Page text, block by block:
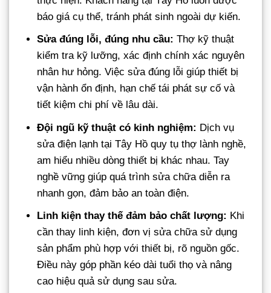
báo giá cụ thể, tránh phát sinh ngoài dự kiến.
Sửa đúng lỗi, đúng nhu cầu: Thợ kỹ thuật
kiểm tra kỹ lưỡng, xác định chính xác nguyên
nhân hư hỏng. Việc sửa đúng lỗi giúp thiết bị
vận hành ổn định, hạn chế tái phát sự cố và
tiết kiệm chi phí về lâu dài.
Đội ngũ kỹ thuật có kinh nghiệm: Dịch vụ
sửa điện lạnh tại Tây Hồ quy tụ thợ lành nghề,
am hiểu nhiều dòng thiết bị khác nhau. Tay
nghề vững giúp quá trình sửa chữa diễn ra
nhanh gọn, đảm bảo an toàn điện.
Linh kiện thay thế đảm bảo chất lượng: Khi
cần thay linh kiện, đơn vị sửa chữa sử dụng
sản phẩm phù hợp với thiết bị, rõ nguồn gốc.
Điều này góp phần kéo dài tuổi thọ và nâng
cao hiệu quả sử dụng sau sửa.